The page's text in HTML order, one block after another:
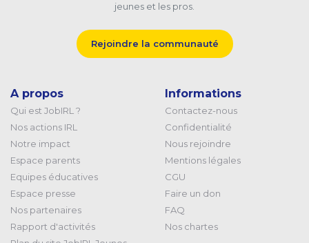
jeunes et les pros.
Rejoindre la communauté
A propos
Qui est JobIRL ?
Nos actions IRL
Notre impact
Espace parents
Equipes éducatives
Espace presse
Nos partenaires
Rapport d'activités
Informations
Contactez-nous
Confidentialité
Nous rejoindre
Mentions légales
CGU
Faire un don
FAQ
Nos chartes